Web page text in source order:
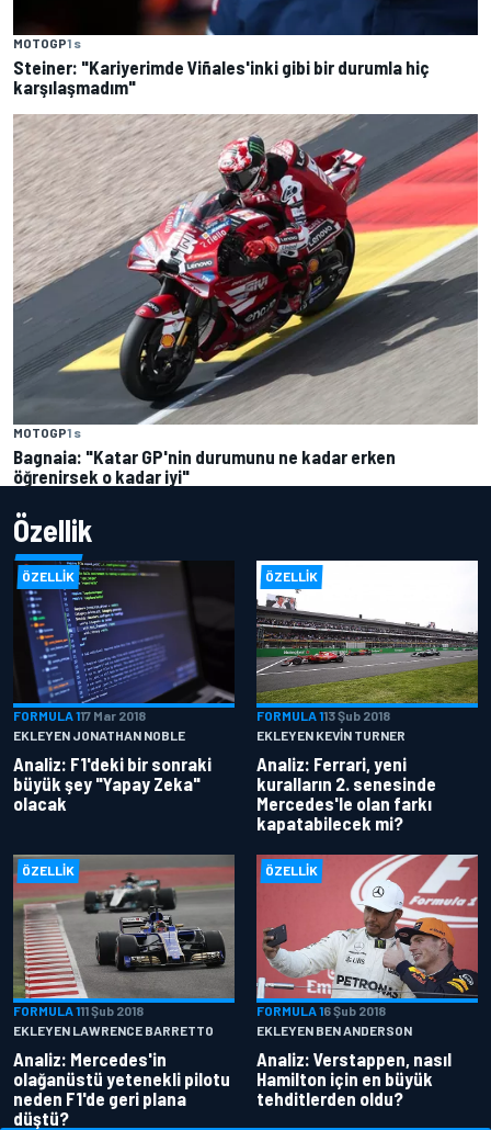
MOTOGP1 s
Steiner: "Kariyerimde Viñales'inki gibi bir durumla hiç
karşılaşmadım"
MOTOGP1 s
Bagnaia: "Katar GP'nin durumunu ne kadar erken
öğrenirsek o kadar iyi"
Özellik
ÖZELLIK
FORMULA 117 Mar 2018
EKLEYEN JONATHAN NOBLE
Analiz: F1'deki bir sonraki
büyük şey "Yapay Zeka"
olacak
ÖZELLIK
FORMULA 113 Şub 2018
EKLEYEN KEVIN TURNER
Analiz: Ferrari, yeni
kuralların 2. senesinde
Mercedes'le olan farkı
kapatabilecek mi?
ÖZELLIK
FORMULA 111 Şub 2018
EKLEYEN LAWRENCE BARRETTO
Analiz: Mercedes'in
olağanüstü yetenekli pilotu
neden F1'de geri plana
düştü?
ÖZELLIK
FORMULA 16 Şub 2018
EKLEYEN BEN ANDERSON
Analiz: Verstappen, nasıl
Hamilton için en büyük
tehditlerden oldu?